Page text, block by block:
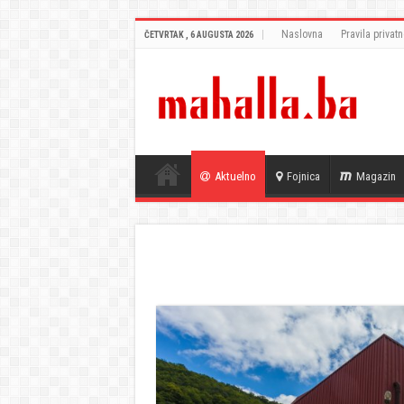
ČETVRTAK , 6 AUGUSTA 2026 Naslovna Pravila
Aktuelno Fojnica Magazin